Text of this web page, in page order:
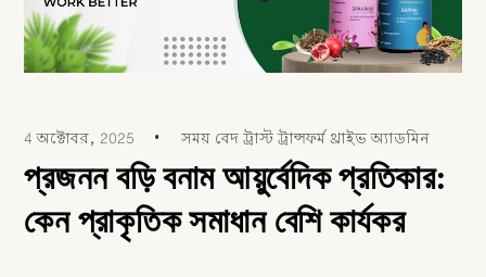
4 অক্টোবর, 2025 সময় বেদ ট্রাস্ট ট্রান্সফর্ম থ্রাইভ অ্যাডমিন
প্রজনন বড়ি বনাম আয়ুর্বেদিক প্রতিকার:
কেন প্রাকৃতিক সমাধান বেশি কার্যকর